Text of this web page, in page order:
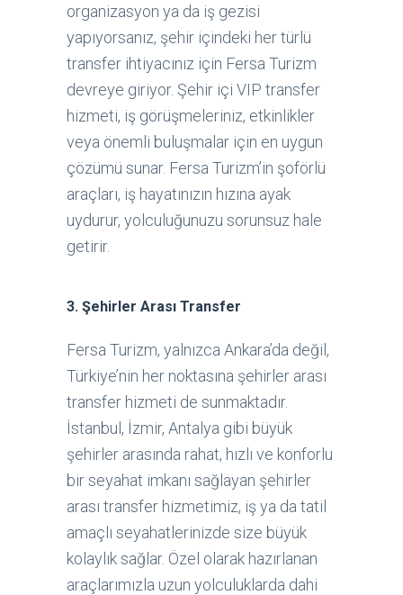
organizasyon ya da iş gezisi
yapıyorsanız, şehir içindeki her türlü
transfer ihtiyacınız için Fersa Turizm
devreye giriyor. Şehir içi VIP transfer
hizmeti, iş görüşmeleriniz, etkinlikler
veya önemli buluşmalar için en uygun
çözümü sunar. Fersa Turizm’in şoförlü
araçları, iş hayatınızın hızına ayak
uydurur, yolculuğunuzu sorunsuz hale
getirir.
3. Şehirler Arası Transfer
Fersa Turizm, yalnızca Ankara’da değil,
Türkiye’nin her noktasına şehirler arası
transfer hizmeti de sunmaktadır.
İstanbul, İzmir, Antalya gibi büyük
şehirler arasında rahat, hızlı ve konforlu
bir seyahat imkanı sağlayan şehirler
arası transfer hizmetimiz, iş ya da tatil
amaçlı seyahatlerinizde size büyük
kolaylık sağlar. Özel olarak hazırlanan
araçlarımızla uzun yolculuklarda dahi